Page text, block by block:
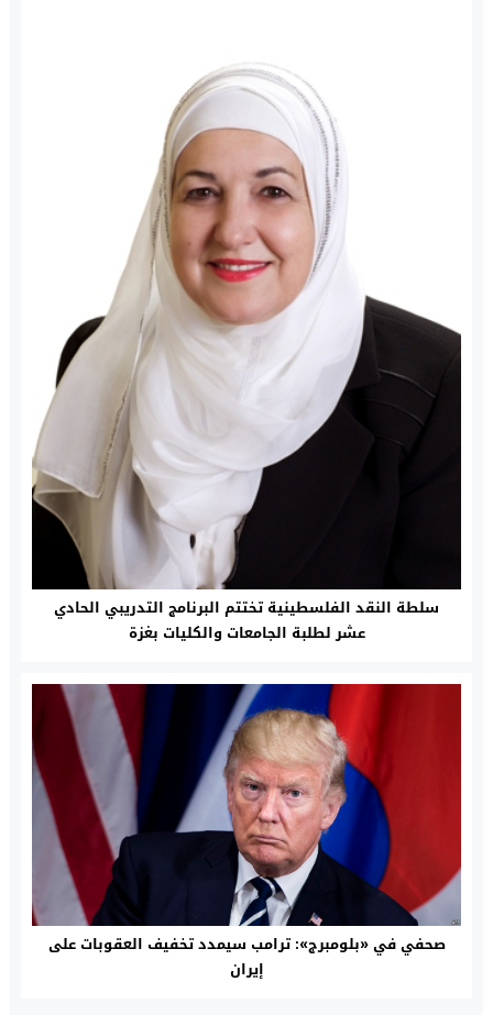
سلطة النقد الفلسطينية تختتم البرنامج التدريبي الحادي
عشر لطلبة الجامعات والكليات بغزة
صحفي في «بلومبرج»: ترامب سيمدد تخفيف العقوبات على
إيران